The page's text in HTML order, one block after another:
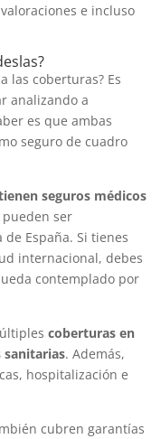
e incluso
las coberturas? Es
analizando a
es que ambas
seguro de cuadro
seguros médicos
ser
España. Si tienes
internacional, debes
contemplado por
coberturas en
sanitarias. Además,
hospitalización e
cubren garantías